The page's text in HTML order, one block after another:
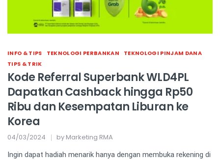
INFO & TIPS TEKNOLOGI PERBANKAN
TEKNOLOGI PINJAM DANA
TIPS & TRIK
Kode Referral Superbank WLD4PL
Dapatkan Cashback hingga Rp50
Ribu dan Kesempatan Liburan ke
Korea
04/03/2024 by Marketing RMA
Ingin dapat hadiah menarik hanya dengan membuka rekening di